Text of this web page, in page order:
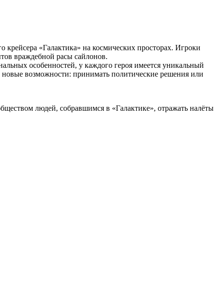
крейсера «Галактика» на космических просторах. Игроки
враждебной расы сайлонов.
особенностей, у каждого героя имеется уникальный
возможности: принимать политические решения или
людей, собравшимся в «Галактике», отражать налёты